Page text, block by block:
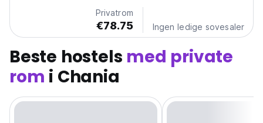
Privatrom
€78.75 Ingen ledige sovesaler
Beste hostels med private
rom i Chania